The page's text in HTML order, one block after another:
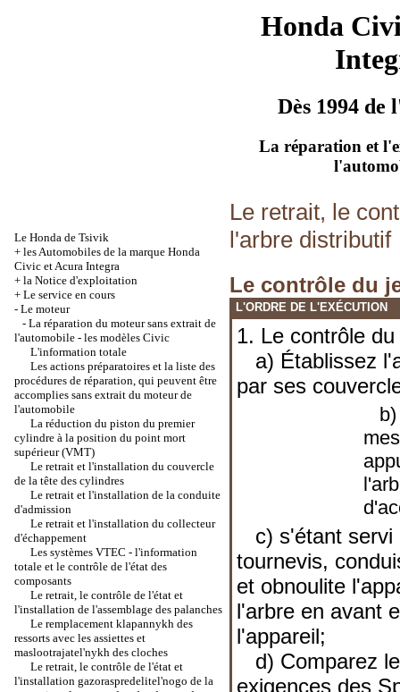
Honda
Dès 1994 de
La réparation et
Le Honda de Tsivik
+ les Automobiles de la marque Honda
Civic et Acura Integra
+ la Notice d'exploitation
+ Le service en cours
- Le moteur
- La réparation du moteur sans extrait de
l'automobile - les modèles Civic
L'information totale
Les actions préparatoires et la liste des
procédures de réparation, qui peuvent être
accomplies sans extrait du moteur de
l'automobile
La réduction du piston du premier
cylindre à la position du point mort
supérieur (VMT)
Le retrait et l'installation du couvercle
de la tête des cylindres
Le retrait et l'installation de la conduite
d'admission
Le retrait et l'installation du collecteur
d'échappement
Les systèmes VTEC - l'information
totale et le contrôle de l'état des
composants
Le retrait, le contrôle de l'état et
l'installation de l'assemblage des palanches
Le remplacement klapannykh des
ressorts avec les assiettes et
maslootrajatel'nykh des cloches
Le retrait, le contrôle de l'état et
l'installation gazoraspredelitel'nogo de la
Le retrait, le
l'arbre distributif
Le contrôle du
L'ORDRE DE L'EXÉCUTION
1. Le contrôle
a) Établissez
par ses
b)
c) s'étant servi
tournevis,
et obnoulite
l'arbre en avant
l'appareil;
d) Comparez
exigences des